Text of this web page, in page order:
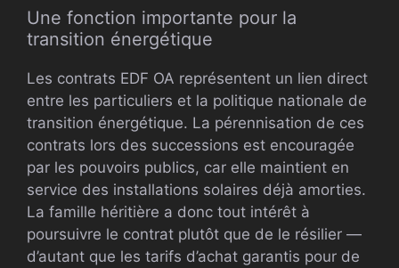
Une fonction importante pour la
transition énergétique
Les contrats EDF OA représentent un lien direct
entre les particuliers et la politique nationale de
transition énergétique. La pérennisation de ces
contrats lors des successions est encouragée
par les pouvoirs publics, car elle maintient en
service des installations solaires déjà amorties.
La famille héritière a donc tout intérêt à
poursuivre le contrat plutôt que de le résilier —
d’autant que les tarifs d’achat garantis pour de